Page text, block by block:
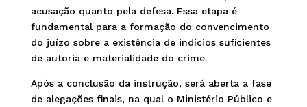
acusação quanto pela defesa. Essa etapa é
fundamental para a formação do convencimento
do juízo sobre a existência de indícios suficientes
de autoria e materialidade do crime.
Após a conclusão da instrução, será aberta a fase
de alegações finais, na qual o Ministério Público e